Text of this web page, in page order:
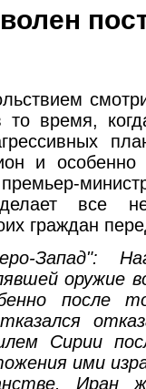
время,
и
премьер-
все
граждан
Запад":
оружие
после
Сирии
ими
Иран